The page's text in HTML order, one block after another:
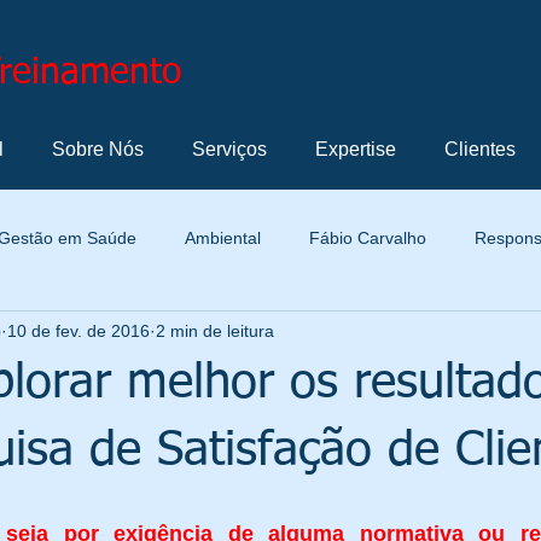
Sobre Nós Serviços Expertise Clientes
em Saúde Ambiental Fábio Carvalho
Normatização Termos e Definições
Profissional Automotiva Cultura Organizacional
Indicador de Gestão Solução de Problemas Tecnologia e
melhor os
de Satisfação de
10 de fev. de 2016 2 min de leitura
seja por exigência de alguma normativa ou